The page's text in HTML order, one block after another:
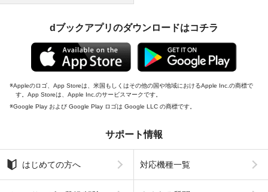
dブックアプリのダウンロードはコチラ
Appleのロゴ、App Storeは、米国もしくはその他の国や地域におけるApple Inc.の商標で
す。App Storeは、Apple Inc.のサービスマークです。
Google Play および Google Play ロゴは Google LLC の商標です。
サポート情報
はじめての方へ 対応機種一覧